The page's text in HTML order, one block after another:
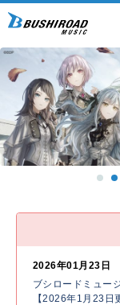
2026年01月23日
ブシロードミュー
【2026年1月23日